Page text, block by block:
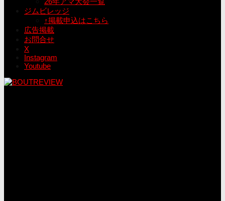
ジムビレッジ
↑掲載申込はこちら
広告掲載
お問合せ
X
Instagram
Youtube